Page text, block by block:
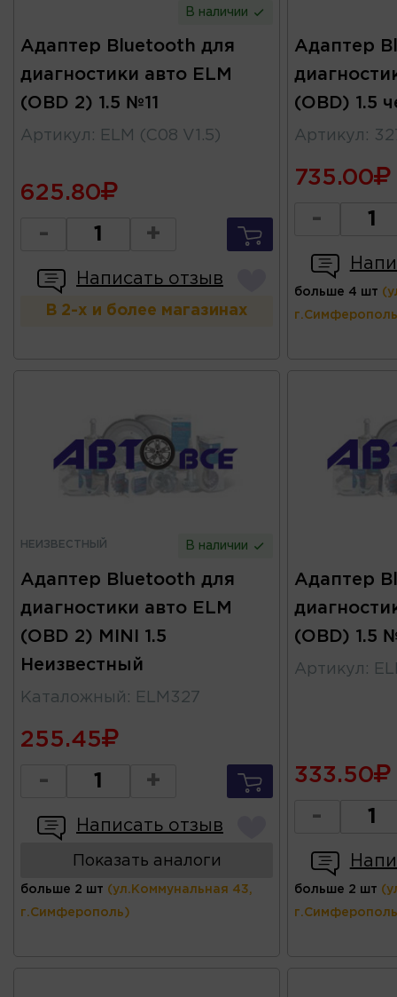
В наличии
Адаптер Bluetooth для
диагностики авто ELM
(OBD 2) 1.5 №11
Артикул : ELM (C08 V1.5)
625.80
- +
Написать отзыв
В 2-х и более магазинах
Адаптер
(OBD) 1.5
Артикул :
735.00
-
больше 4 шт
НЕИЗВЕСТНЫЙ В наличии
Адаптер Bluetooth для
диагностики авто ELM
(OBD 2) MINI 1.5
Неизвестный
Каталожный : ELM327
255.45
- +
Написать отзыв
Показать аналоги
больше 2 шт (ул.Коммунальная 43,
г.Симферополь)
Адаптер
(OBD) 1.5
Артикул :
333.50
-
больше 2 шт